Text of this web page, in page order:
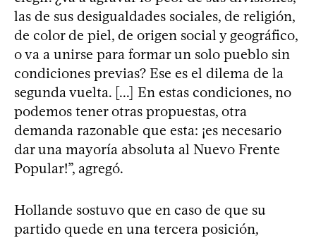
las de sus desigualdades sociales, de religión,
de color de piel, de origen social y geográfico,
o va a unirse para formar un solo pueblo sin
condiciones previas? Ese es el dilema de la
segunda vuelta. [...] En estas condiciones, no
podemos tener otras propuestas, otra
demanda razonable que esta: ¡es necesario
dar una mayoría absoluta al Nuevo Frente
Popular!”, agregó.
Hollande sostuvo que en caso de que su
partido quede en una tercera posición,